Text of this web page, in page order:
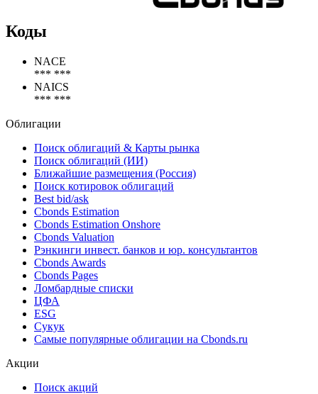
Коды
NACE
*** ***
NAICS
*** ***
Облигации
Поиск облигаций & Карты рынка
Поиск облигаций (ИИ)
Ближайшие размещения (Россия)
Поиск котировок облигаций
Best bid/ask
Cbonds Estimation
Cbonds Estimation Onshore
Cbonds Valuation
Рэнкинги инвест. банков и юр. консультантов
Cbonds Awards
Cbonds Pages
Ломбардные списки
ЦФА
ESG
Сукук
Самые популярные облигации на Cbonds.ru
Акции
Поиск акций